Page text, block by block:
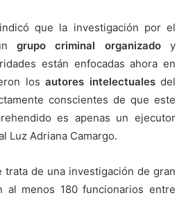
que la investigación por el
grupo criminal organizadoy
están enfocadas ahora en
los autores intelectualesdel
conscientes de que este
es apenas un ejecutor
Luz Adriana Camargo.
trata de una investigación de gran
al menos 180 funcionarios entre